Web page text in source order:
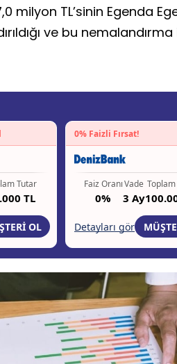
milyon TL’sinin Egenda
ve bu nemalandırma